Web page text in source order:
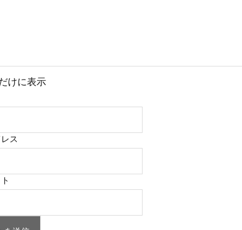
けに表示
ス